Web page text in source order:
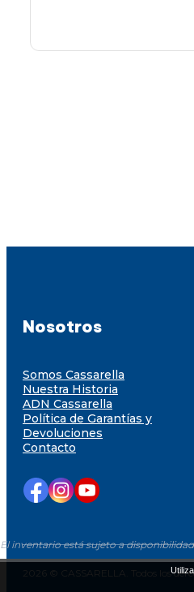
El inventario está sujeto a
Nosotros
Somos Cassarella
Nuestra Historia
ADN Cassarella
Política de Garantías y
Devoluciones
Contacto
2026 © CASSARELLA. Todos los